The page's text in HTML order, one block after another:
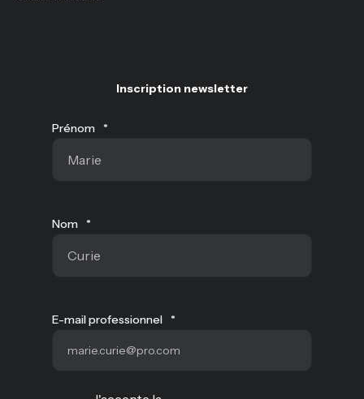
Inscription newsletter
Prénom *
Nom *
E-mail professionnel *